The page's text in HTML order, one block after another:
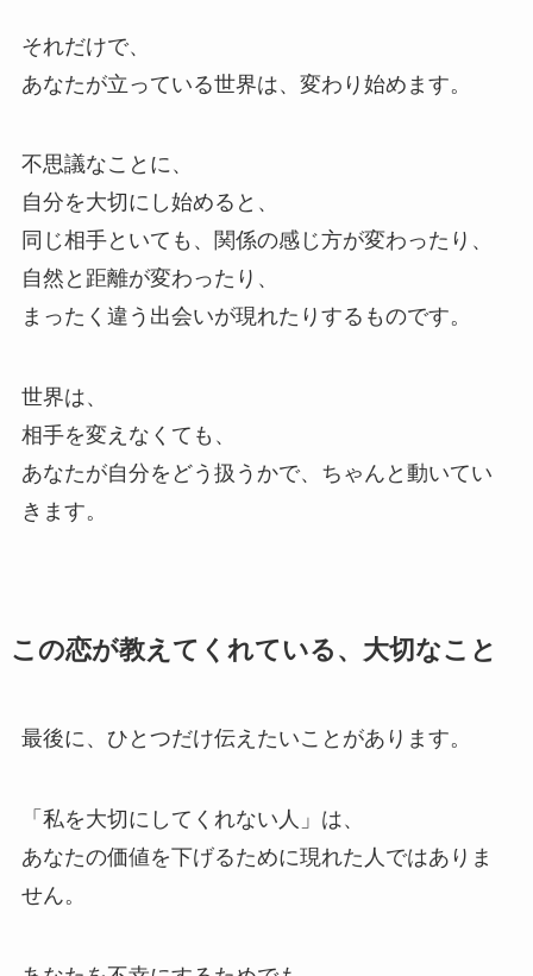
それだけで、
あなたが立っている世界は、変わり始めます。
不思議なことに、
自分を大切にし始めると、
同じ相手といても、関係の感じ方が変わったり、
自然と距離が変わったり、
まったく違う出会いが現れたりするものです。
世界は、
相手を変えなくても、
あなたが自分をどう扱うかで、ちゃんと動いてい
きます。
この恋が教えてくれている、大切なこと
最後に、ひとつだけ伝えたいことがあります。
「私を大切にしてくれない人」は、
あなたの価値を下げるために現れた人ではありま
せん。